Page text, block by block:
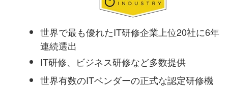
世界で最も優れたIT研修企業上位20社に6年
連続選出
IT研修、ビジネス研修など多数提供
世界有数のITベンダーの正式な認定研修機